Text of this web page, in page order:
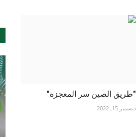
"طريق الصين سر المعجزة"
ديسمبر 15, 2022